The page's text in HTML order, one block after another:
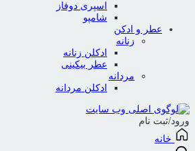
اسپری دوفاز
شامپو
عطر و ادکن
زنانه
ادکلن زنانه
عطر بیکینی
مردانه
ادکلن مردانه
ورود/ثبت نام
خانه